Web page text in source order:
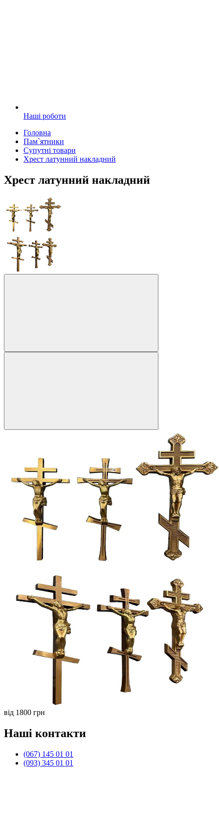
Наші роботи
Головна
Пам`ятники
Супутні товари
Хрест латунний накладний
Хрест латунний накладний
від 1800 грн
Наші контакти
(067) 145 01 01
(093) 345 01 01